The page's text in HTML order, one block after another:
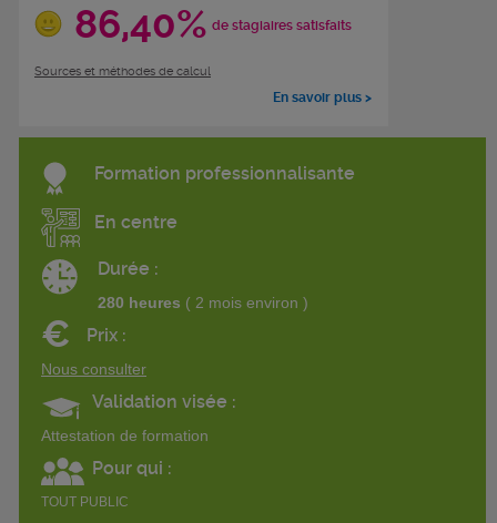
86,40% de stagiaires satisfaits
Sources et méthodes de calcul
En savoir plus >
Formation professionnalisante
En centre
Durée :
280 heures ( 2 mois environ )
€ Prix :
Nous consulter
Validation visée :
Attestation de formation
Pour qui :
TOUT PUBLIC